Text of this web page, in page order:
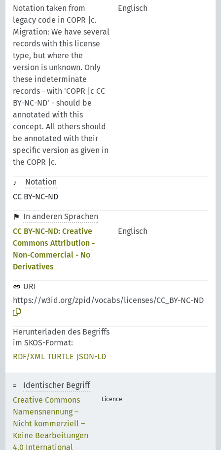
Notation taken from
legacy code in COPR |c.
Migration: We have several
records with this license
type, but where the
version is unknown. Only
these indeterminate
records - with 'COPR |c CC
BY-NC-ND' - should be
annotated with this
concept. All others should
be annotated with their
specific version as given in
the COPR |c.
Englisch
Notation
CC BY-NC-ND
In anderen Sprachen
CC BY-NC-ND: Creative
Commons Attribution -
Non-Commercial - No
Derivatives
Englisch
URI
https://w3id.org/zpid/vocabs/licenses/CC_BY-NC-ND
Herunterladen des Begriffs
im SKOS-Format:
RDF/XML TURTLE JSON-LD
Identischer Begriff
Creative Commons
Namensnennung –
Nicht kommerziell –
Keine Bearbeitungen
4.0 International
Licence